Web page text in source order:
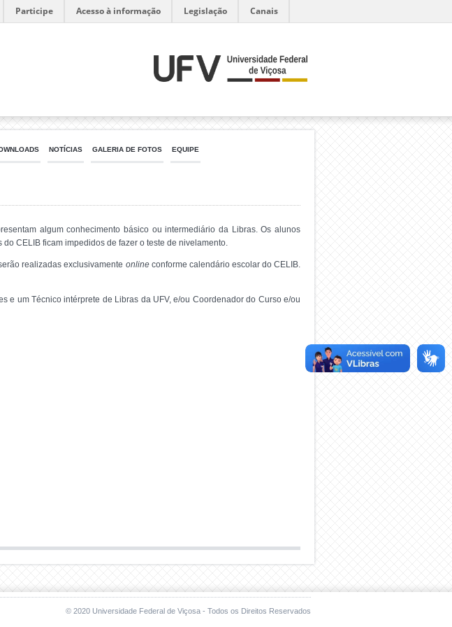
Participe Acesso à informação Legislação Canais
NOTÍCIAS GALERIA DE FOTOS EQUIPE
algum conhecimento básico ou intermediário da Libras. Os alunos
CELIB ficam impedidos de fazer o teste de nivelamento.
realizadas exclusivamente onlineconforme calendário escolar do CELIB.
e um Técnico intérprete de Libras da UFV, e/ou Coordenador do Curso e/ou
© 2020 Universidade Federal de Viçosa - Todos os Direitos Reservados